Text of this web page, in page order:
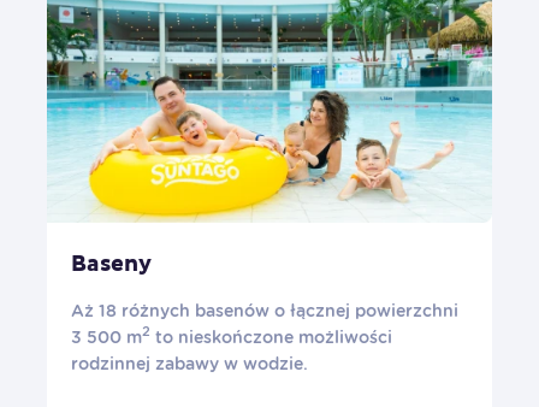
Baseny
Aż 18 różnych basenów o łącznej powierzchni
3 500 m2 to nieskończone możliwości
rodzinnej zabawy w wodzie.